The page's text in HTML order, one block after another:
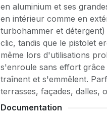
en aluminium et ses
en intérieur comme en
turbohammer et
clic, tandis que le pistolet
même lors d'utilisations
s'enroule sans effort
traînent et s'emmêlent.
terrasses, façades, dalles,
Documentation